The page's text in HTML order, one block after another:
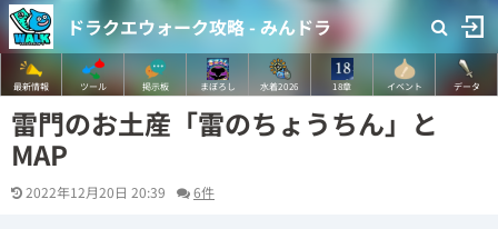
ドラクエウォーク攻略 - みんドラ
最新情報 ツール 掲示板 まぼろし 水着2026 18章 イベント データ
雷門のお土産「雷のちょうちん」と
MAP
2022年12月20日 20:39 6件